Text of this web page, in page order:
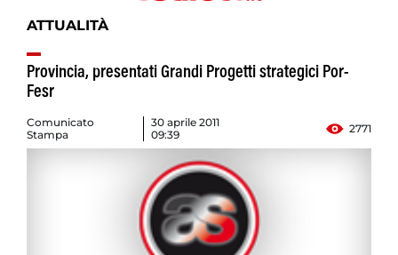
ATTUALITÀ
Provincia, presentati Grandi Progetti strategici Por-
Fesr
Comunicato
Stampa
30 aprile 2011
09:39
2771